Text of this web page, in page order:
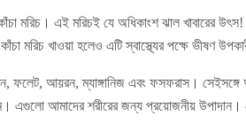
মরিচ। এই মরিচই যে অধিকাংশ ঝাল খাবারের
মরিচ খাওয়া হলেও এটি স্বাস্থ্যের পক্ষে ভীষণ
ফলেট, আয়রন, ম্যাঙ্গানিজ এবং ফসফরাস।
এগুলো আমাদের শরীরের জন্য প্রয়োজনীয় উপাদান।